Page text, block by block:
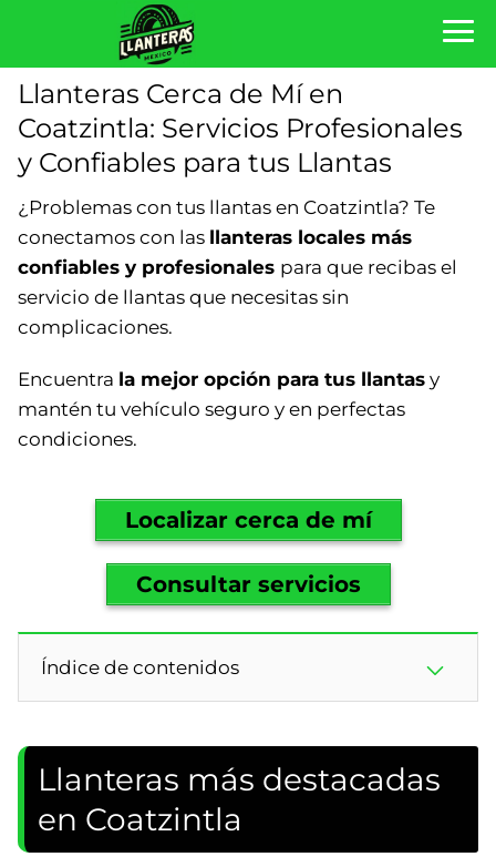
Llanteras Cerca de Mí en
Coatzintla: Servicios Profesionales
y Confiables para tus Llantas
¿Problemas con tus llantas en Coatzintla? Te
conectamos con las llanteras locales más
confiables y profesionales para que recibas el
servicio de llantas que necesitas sin
complicaciones.
Encuentra la mejor opción para tus llantas y
mantén tu vehículo seguro y en perfectas
condiciones.
Localizar cerca de mí
Consultar servicios
Índice de contenidos
Llanteras más destacadas
en Coatzintla